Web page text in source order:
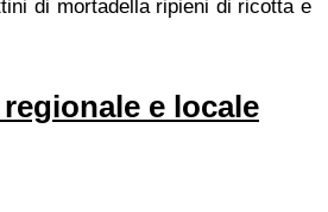
di mortadella ripieni di ricotta e
e locale